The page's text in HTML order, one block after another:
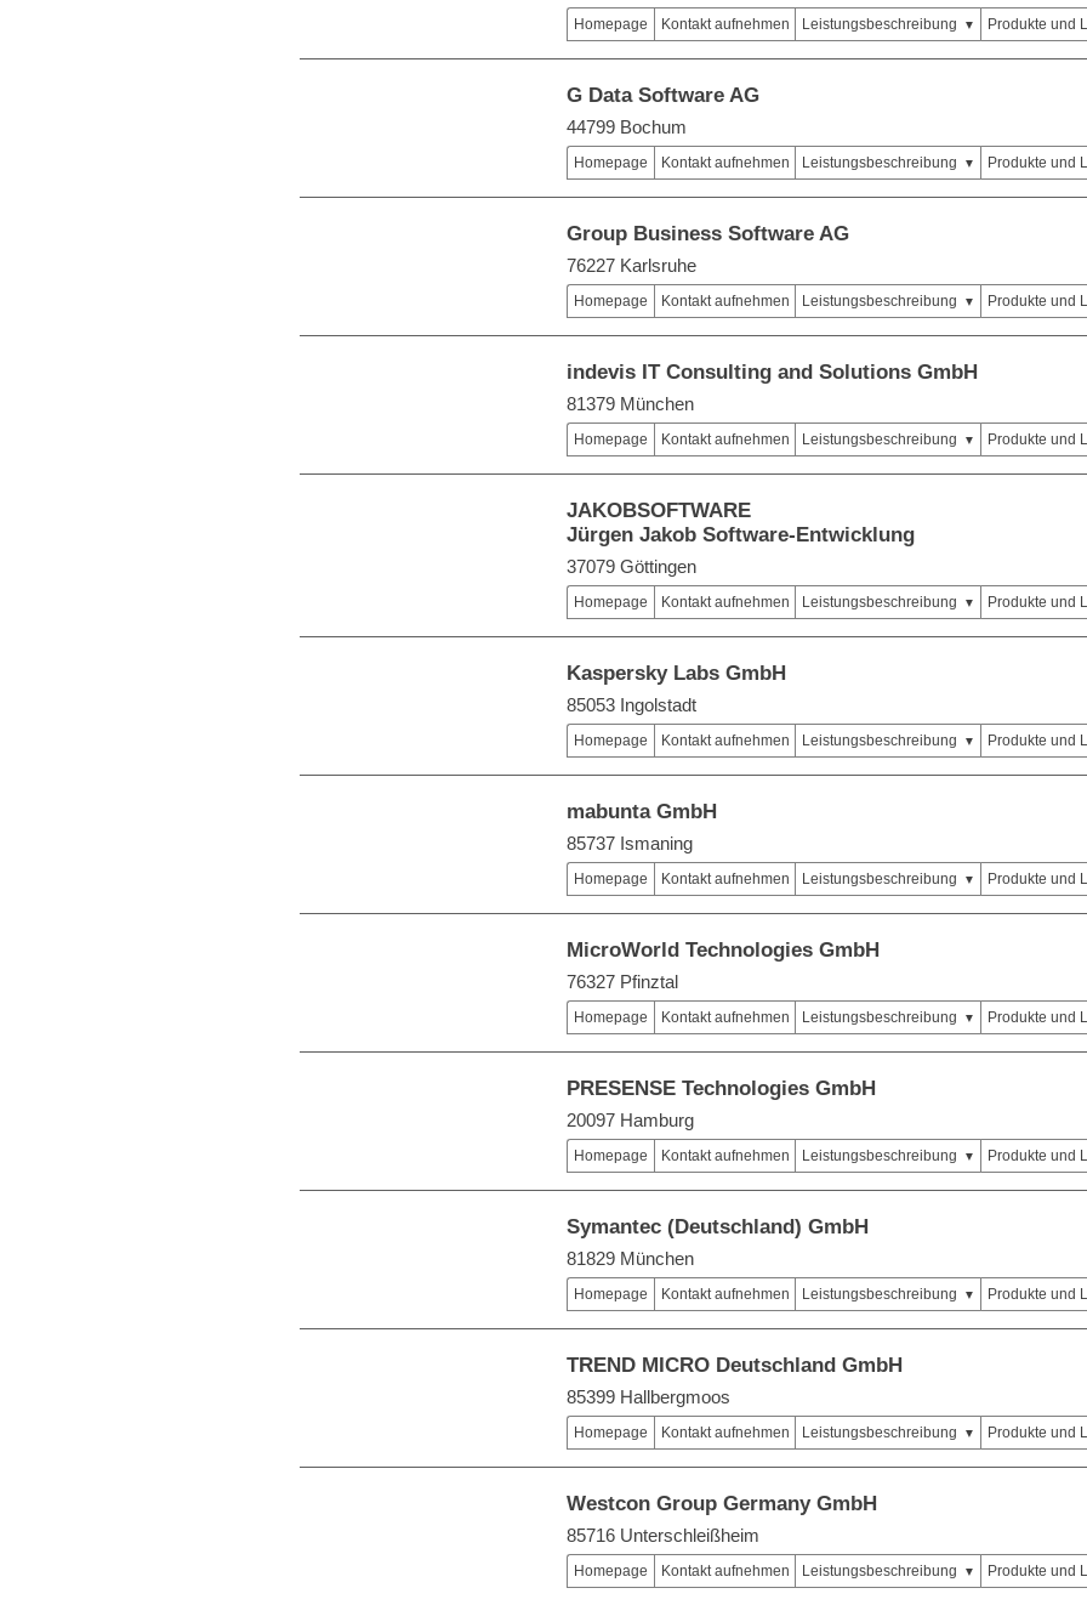
Homepage Kontakt aufnehmen Leistungsbeschreibung Produkte und
G Data Software AG
44799 Bochum
Homepage Kontakt aufnehmen Leistungsbeschreibung Produkte und
Group Business Software AG
76227 Karlsruhe
Homepage Kontakt aufnehmen Leistungsbeschreibung Produkte und
indevis IT Consulting and Solutions GmbH
81379 München
Homepage Kontakt aufnehmen Leistungsbeschreibung Produkte und
JAKOBSOFTWARE
Jürgen Jakob Software-Entwicklung
37079 Göttingen
Homepage Kontakt aufnehmen Leistungsbeschreibung Produkte und
Kaspersky Labs GmbH
85053 Ingolstadt
Homepage Kontakt aufnehmen Leistungsbeschreibung Produkte und
mabunta GmbH
85737 Ismaning
Homepage Kontakt aufnehmen Leistungsbeschreibung Produkte und
MicroWorld Technologies GmbH
76327 Pfinztal
Homepage Kontakt aufnehmen Leistungsbeschreibung Produkte und
PRESENSE Technologies GmbH
20097 Hamburg
Homepage Kontakt aufnehmen Leistungsbeschreibung Produkte und
Symantec (Deutschland) GmbH
81829 München
Homepage Kontakt aufnehmen Leistungsbeschreibung Produkte und
TREND MICRO Deutschland GmbH
85399 Hallbergmoos
Homepage Kontakt aufnehmen Leistungsbeschreibung Produkte und
Westcon Group Germany GmbH
85716 Unterschleißheim
Homepage Kontakt aufnehmen Leistungsbeschreibung Produkte und